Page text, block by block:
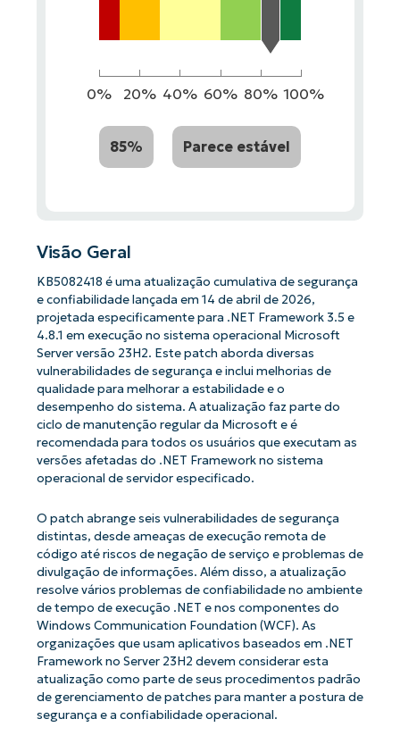
0% 20% 40% 60% 80% 100%
85% Parece estável
Visão Geral
KB5082418 é uma atualização cumulativa de segurança
e confiabilidade lançada em 14 de abril de 2026,
projetada especificamente para .NET Framework 3.5 e
4.8.1 em execução no sistema operacional Microsoft
Server versão 23H2. Este patch aborda diversas
vulnerabilidades de segurança e inclui melhorias de
qualidade para melhorar a estabilidade e o
desempenho do sistema. A atualização faz parte do
ciclo de manutenção regular da Microsoft e é
recomendada para todos os usuários que executam as
versões afetadas do .NET Framework no sistema
operacional de servidor especificado.
O patch abrange seis vulnerabilidades de segurança
distintas, desde ameaças de execução remota de
código até riscos de negação de serviço e problemas de
divulgação de informações. Além disso, a atualização
resolve vários problemas de confiabilidade no ambiente
de tempo de execução .NET e nos componentes do
Windows Communication Foundation (WCF). As
organizações que usam aplicativos baseados em .NET
Framework no Server 23H2 devem considerar esta
atualização como parte de seus procedimentos padrão
de gerenciamento de patches para manter a postura de
segurança e a confiabilidade operacional.